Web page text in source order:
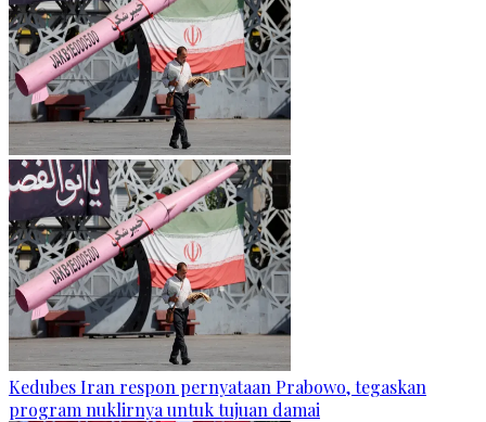
Kedubes Iran respon pernyataan Prabowo, tegaskan
program nuklirnya untuk tujuan damai